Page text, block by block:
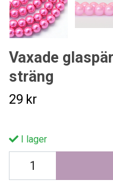
Vaxade
sträng
29 kr
I lager